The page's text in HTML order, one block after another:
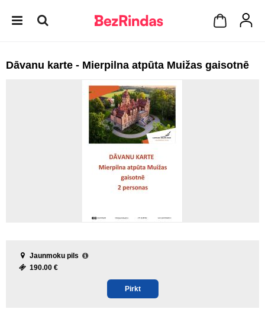
Dāvanu karte - Mierpilna atpūta Muižas gaisotnē
Jaunmoku pils
190.00 €
Pirkt